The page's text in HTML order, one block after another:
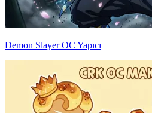
Demon Slayer OC Yapıcı